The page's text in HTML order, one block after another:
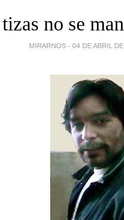
no se
MIRARNOS - 04 DE ABRIL